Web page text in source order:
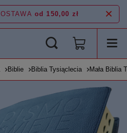
od 150,00 zł
Biblie Biblia Tysiąclecia Mała Biblia